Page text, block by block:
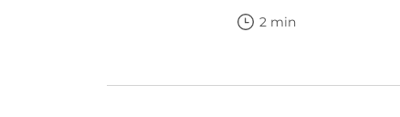
2 min